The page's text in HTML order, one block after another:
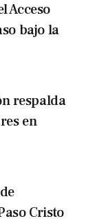
Acceso
bajo la
respalda
en
Cristo